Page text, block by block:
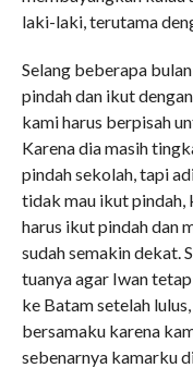
laki-laki, terutama
Selang beberapa
pindah dan ikut
kami harus berpisah
Karena dia masih
pindah sekolah, tapi
tidak mau ikut pindah,
harus ikut pindah dan
sudah semakin dekat.
tuanya agar Iwan
ke Batam setelah
bersamaku karena
sebenarnya kamarku